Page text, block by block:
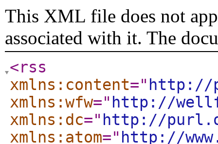
This XML file does not
associated with it. The
<rss
xmlns:content=" http://
xmlns:wfw=" http://
xmlns:dc=" http://
xmlns:atom=" http://